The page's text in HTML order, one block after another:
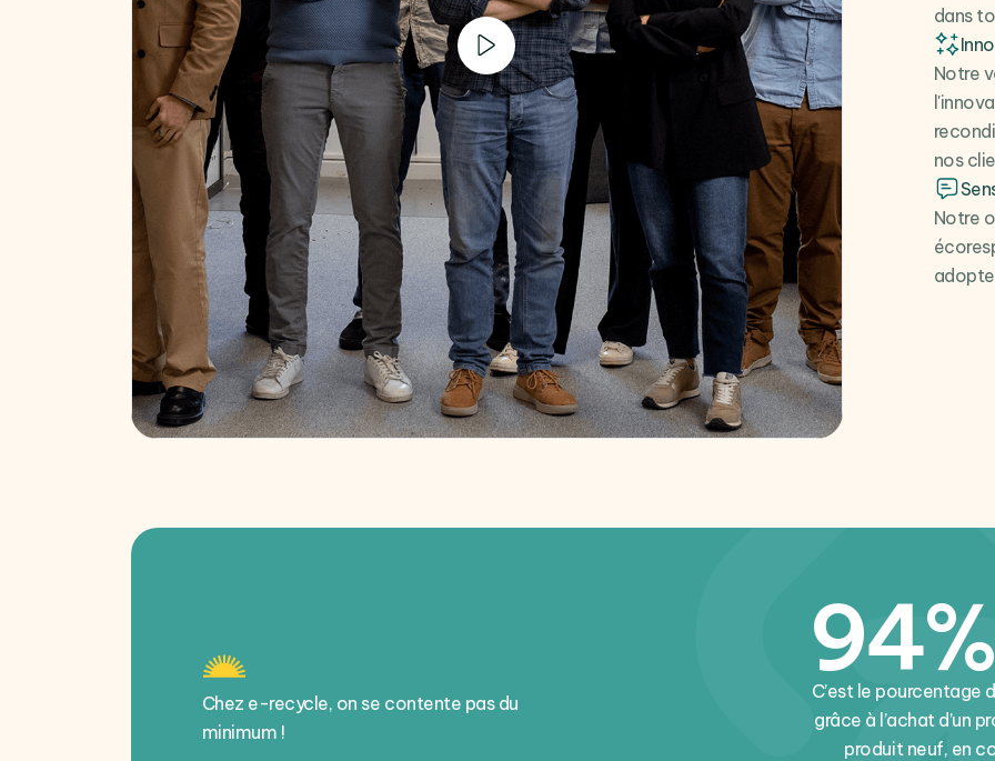
dans
Notre
nos
Notre
Chez e-recycle, on se contente pas du
minimum !
94%
C’est le pourcentage
grâce à l’achat d’un
produit neuf, en